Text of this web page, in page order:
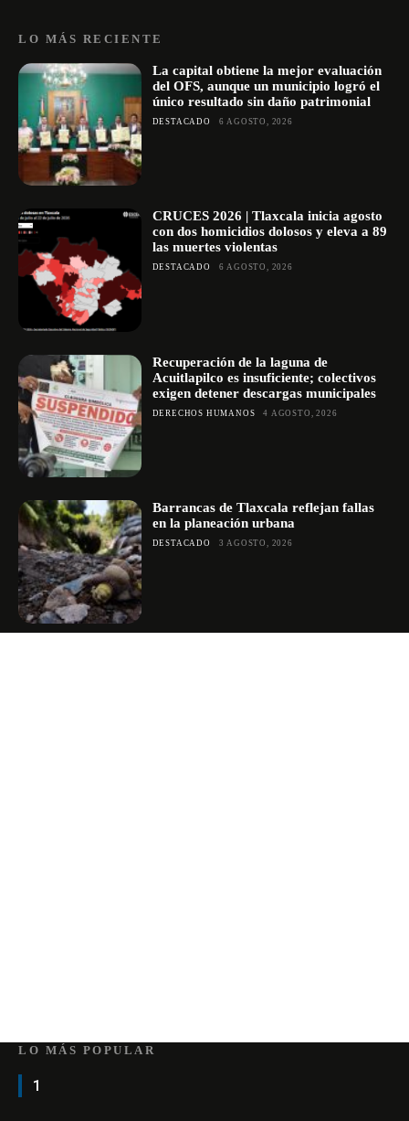
LO MÁS RECIENTE
La capital obtiene la mejor evaluación
del OFS, aunque un municipio logró el
único resultado sin daño patrimonial
DESTACADO 6 AGOSTO, 2026
CRUCES 2026 | Tlaxcala inicia agosto
con dos homicidios dolosos y eleva a 89
las muertes violentas
DESTACADO 6 AGOSTO, 2026
Recuperación de la laguna de
Acuitlapilco es insuficiente; colectivos
exigen detener descargas municipales
DERECHOS HUMANOS 4 AGOSTO, 2026
Barrancas de Tlaxcala reflejan fallas
en la planeación urbana
DESTACADO 3 AGOSTO, 2026
LO MÁS POPULAR
1